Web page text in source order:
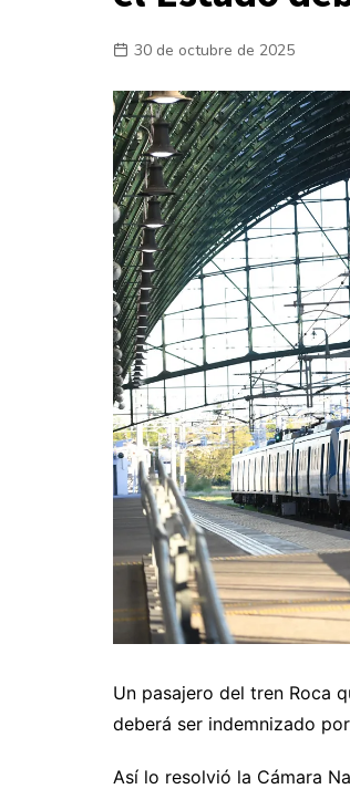
30 de octubre de 2025
Un pasajero del tren Roca
deberá ser indemnizado
Así lo resolvió la Cámara